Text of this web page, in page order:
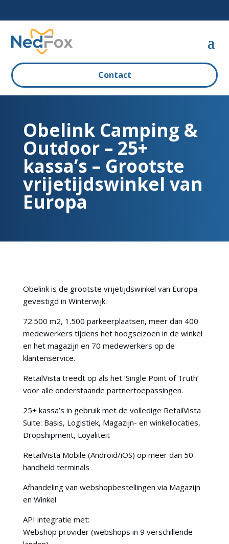
Contact
Obelink Camping &
Outdoor – 25+
kassa’s – Grootste
vrijetijdswinkel van
Europa
Obelink is de grootste vrijetijdswinkel van Europa
gevestigd in Winterwijk.
72.500 m2, 1.500 parkeerplaatsen, meer dan 400
medewerkers tijdens het hoogseizoen in de winkel
en het magazijn en 70 medewerkers op de
klantenservice.
RetailVista treedt op als het ‘Single Point of Truth’
voor alle onderstaande partnertoepassingen.
25+ kassa’s in gebruik met de volledige RetailVista
Suite: Basis, Logistiek, Magazijn- en winkellocaties,
Dropshipment, Loyaliteit
RetailVista Mobile (Android/iOS) op meer dan 50
handheld terminals
Afhandeling van webshopbestellingen via Magazijn
en Winkel
API integratie met:
Webshop provider (webshops in 9 verschillende